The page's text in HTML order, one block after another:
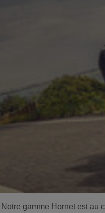
Notre gamme Hornet est au